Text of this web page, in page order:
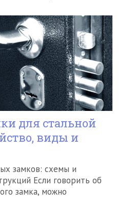
для стальной
виды и
замков: схемы и
Если говорить об
замка, можно